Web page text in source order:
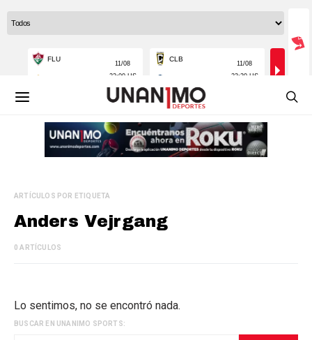
ARTÍCULOS POR ETIQUETA
Anders Vejrgang
0 ARTÍCULOS
Lo sentimos, no se encontró nada.
BUSCAR EN UNANIMO SPORTS: